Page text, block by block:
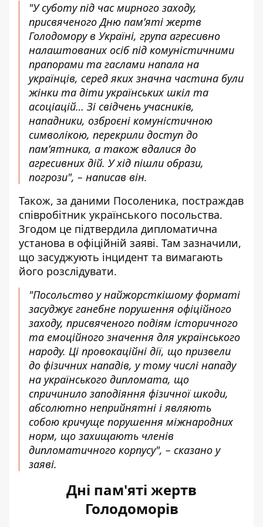
"У суботу під час мирного заходу,
присвяченого Дню пам’яті жертв
Голодомору в Україні, група агресивно
налаштованих осіб під комуністичними
прапорами та гаслами напала на
українців, серед яких значна частина були
жінки та діти українських шкіл та
асоціацій… Зі свідчень учасників,
нападники, озброєні комуністичною
символікою, перекрили доступ до
пам’ятника, а також вдалися до
агресивних дій. У хід пішли образи,
погрози", – написав він.
Також, за даними Посоленика, постраждав
співробітник українського посольства.
Згодом це підтвердила дипломатична
установа в офіційній заяві. Там зазначили,
що засуджують інцидент та вимагають
його розслідувати.
"Посольство у найжорсткішому форматі
засуджує ганебне порушення офіційного
заходу, присвяченого подіям історичного
та емоційного значення для українського
народу. Ці провокаційні дії, що призвели
до фізичних нападів, у тому числі нападу
на українського дипломата, що
спричинило заподіяння фізичної шкоди,
абсолютно неприйнятні і являють
собою кричуще порушення міжнародних
норм, що захищають членів
дипломатичного корпусу", – сказано у
заяві.
Дні пам'яті жертв
Голодоморів